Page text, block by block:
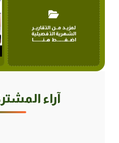
لمزيــد مــن التقاريــر
الشهرية التفصيلية
اضــغــــــــط هــنــــــــــا
آراء